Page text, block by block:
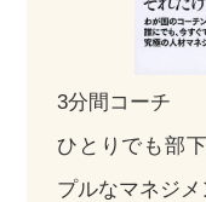
3分間コーチ
ひとりでも部
プルなマネジ